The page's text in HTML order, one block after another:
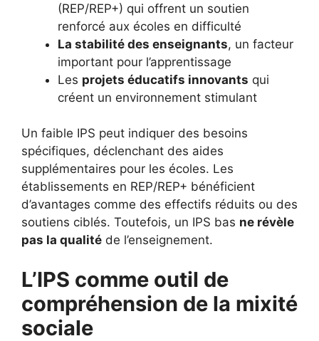
(REP/REP+) qui offrent un soutien
renforcé aux écoles en difficulté
La stabilité des enseignants, un facteur
important pour l’apprentissage
Les projets éducatifs innovants qui
créent un environnement stimulant
Un faible IPS peut indiquer des besoins
spécifiques, déclenchant des aides
supplémentaires pour les écoles. Les
établissements en REP/REP+ bénéficient
d’avantages comme des effectifs réduits ou des
soutiens ciblés. Toutefois, un IPS bas ne révèle
pas la qualité de l’enseignement.
L’IPS comme outil de
compréhension de la mixité
sociale